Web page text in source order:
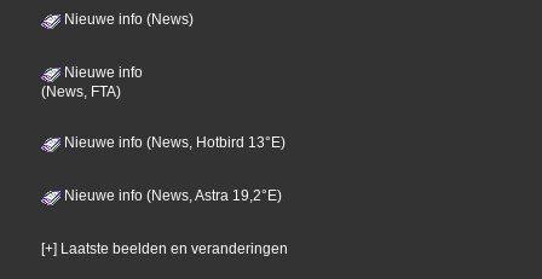
Nieuwe info (News)
Nieuwe info
(News, FTA)
Nieuwe info (News, Hotbird 13°E)
Nieuwe info (News, Astra 19,2°E)
[+] Laatste beelden en veranderingen